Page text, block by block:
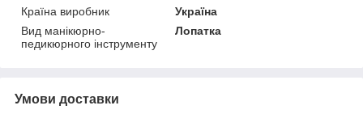
Країна виробник
Україна
Вид манікюрно-
педикюрного інструменту
Лопатка
Умови доставки